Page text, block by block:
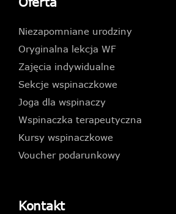
Niezapomniane urodziny
Oryginalna lekcja WF
Zajęcia indywidualne
Sekcje wspinaczkowe
Joga dla wspinaczy
Wspinaczka terapeutyczna
Kursy wspinaczkowe
Voucher podarunkowy
Kontakt